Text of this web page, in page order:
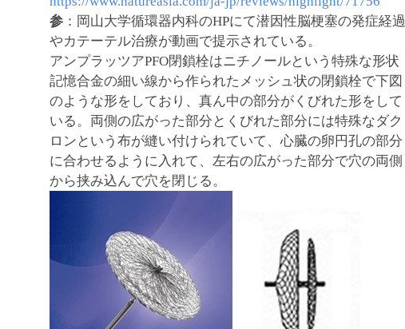
参 ：岡山大学循環器内科のHPにて潜因性脳梗塞の発症経過
やカテーテル治療が動画で提示されている。
アンプラッツアPFO閉鎖栓はニチノールという特殊な形状
記憶合金の細い線から作られたメッシュ状の閉鎖栓で下図
のような形をしており、真ん中の部分がくびれた形をして
いる。両側の広がった部分とくびれた部分には特殊なダク
ロンという布が縫い付けられていて、心臓の卵円孔の部分
に合わせるように入れて、左右の広がった部分で穴の両側
から挟み込んで穴を閉じる。